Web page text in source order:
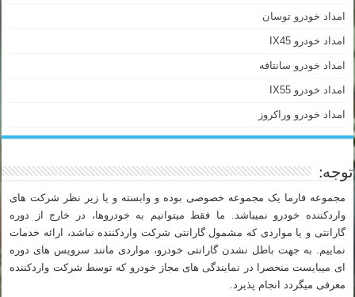
امداد خودرو توسان
امداد خودرو IX45
امداد خودرو سانتافه
امداد خودرو IX55
امداد خودرو وراکروز
توجه:
مجموعه فارما یک مجموعه خصوصی بوده و وابسته و یا زیر نظر شرکت های
واردکننده خودرو نمیباشد. ما فقط میتوانیم به خودروها، در خارج از دوره
گارانتی و یا مواردی که مشمول گارانتی شرکت واردکننده نباشد، ارائه خدمات
نماییم. به جهت باطل نشدن گارانتی خودرو، مواردی مانند سرویس های دوره
ای میبایست منحصرا در نمایندگی های مجاز خودرو که توسط شرکت واردکننده
معرفی میگردد انجام پذیرد.